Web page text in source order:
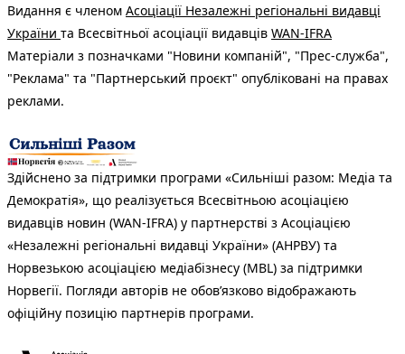
Видання є членом Асоціації Незалежні регіональні видавці
України та Всесвітньої асоціації видавців WAN-IFRA
Матеріали з позначками "Новини компаній", "Прес-служба",
"Реклама" та "Партнерський проєкт" опубліковані на правах
реклами.
Здійснено за підтримки програми «Сильніші разом: Медіа та
Демократія», що реалізується Всесвітньою асоціацією
видавців новин (WAN-IFRA) у партнерстві з Асоціацією
«Незалежні регіональні видавці України» (АНРВУ) та
Норвезькою асоціацією медіабізнесу (MBL) за підтримки
Норвегії. Погляди авторів не обов’язково відображають
офіційну позицію партнерів програми.